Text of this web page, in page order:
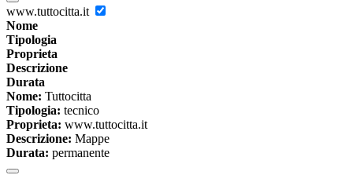
www.tuttocitta.it
Nome
Tipologia
Proprieta
Descrizione
Durata
Nome: Tuttocitta
Tipologia: tecnico
Proprieta: www.tuttocitta.it
Descrizione: Mappe
Durata: permanente